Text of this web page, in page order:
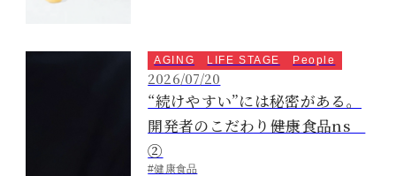
AGING LIFE STAGE People
2026/07/20
“続けやすい”には秘密がある。
開発者のこだわり――健康食品ns
②
#健康食品